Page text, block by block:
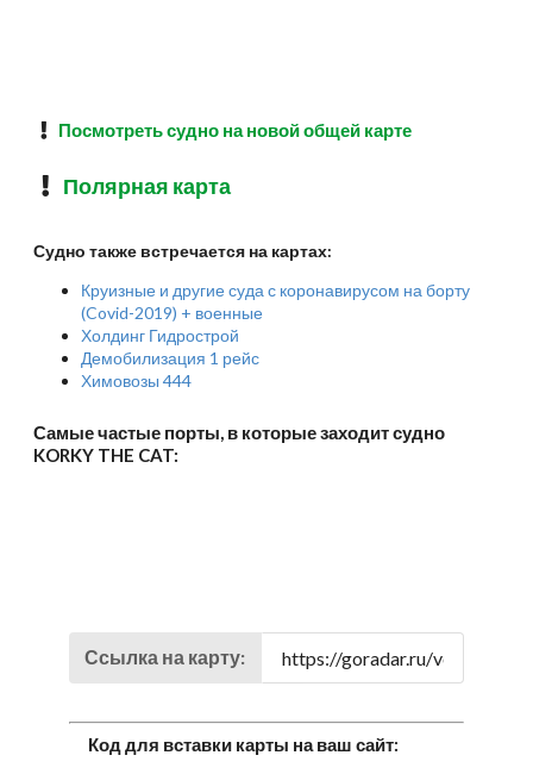
Посмотреть судно на новой общей карте
Полярная карта
Судно также встречается на картах:
Круизные и другие суда с коронавирусом на борту
(Covid-2019) + военные
Холдинг Гидрострой
Демобилизация 1 рейс
Химовозы 444
Самые частые порты, в которые заходит судно
KORKY THE CAT:
Ссылка на карту:
Код для вставки карты на ваш сайт: